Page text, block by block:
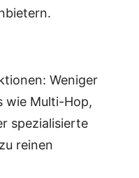
Weniger
wie Multi-Hop,
spezialisierte
reinen